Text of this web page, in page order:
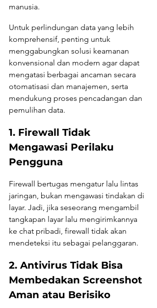
manusia.
Untuk perlindungan data yang lebih
komprehensif, penting untuk
menggabungkan solusi keamanan
konvensional dan modern agar dapat
mengatasi berbagai ancaman secara
otomatisasi dan manajemen, serta
mendukung proses pencadangan dan
pemulihan data.
1. Firewall Tidak
Mengawasi Perilaku
Pengguna
Firewall bertugas mengatur lalu lintas
jaringan, bukan mengawasi tindakan di
layar. Jadi, jika seseorang mengambil
tangkapan layar lalu mengirimkannya
ke chat pribadi, firewall tidak akan
mendeteksi itu sebagai pelanggaran.
2. Antivirus Tidak Bisa
Membedakan Screenshot
Aman atau Berisiko